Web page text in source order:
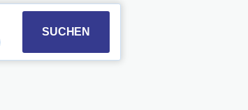
and select a date. Press the
with the calendar and select a date.
SUCHEN